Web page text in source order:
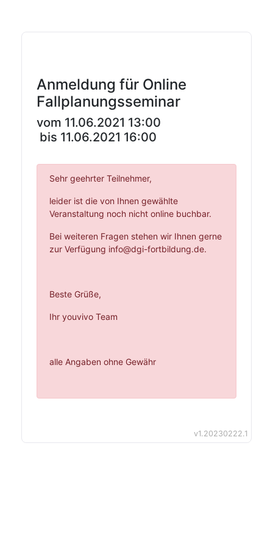
Anmeldung für Online
Fallplanungsseminar
vom 11.06.2021 13:00
bis 11.06.2021 16:00
Sehr geehrter Teilnehmer,
leider ist die von Ihnen gewählte
Veranstaltung noch nicht online buchbar.
Bei weiteren Fragen stehen wir Ihnen gerne
zur Verfügung info@dgi-fortbildung.de.
Beste Grüße,
Ihr youvivo Team
alle Angaben ohne Gewähr
v1.20230222.1